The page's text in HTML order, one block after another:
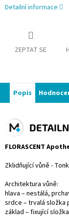
Detailní informace
ZEPTAT SE
Popis
FLORASCENT
Zklidňující vůně -
Architektura vůně:
hlava – nestálá,
srdce – trvalá složka
základ – fixující